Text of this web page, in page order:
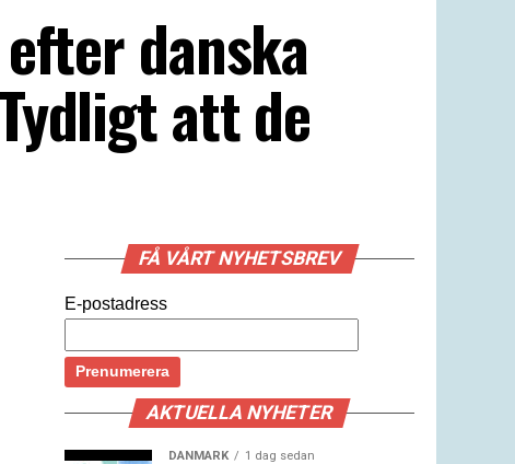
danska
att de
FÅ VÅRT NYHETSBREV
E-postadress
AKTUELLA NYHETER
DANMARK 1 dag sedan